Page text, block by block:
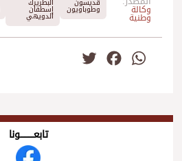
وكالة
وطنية
وطوباويون إسطفان
الدويهي
WhatsApp
Facebook
تابعــــــــــونا